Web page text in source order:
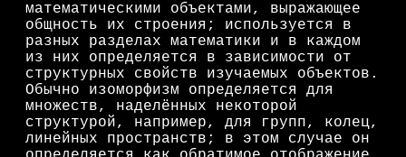
математическими объектами, выражающее
общность их строения; используется в
разных разделах математики и в каждом
из них определяется в зависимости от
структурных свойств изучаемых объектов.
Обычно изоморфизм определяется для
множеств, наделённых некоторой
структурой, например, для групп, колец,
линейных пространств; в этом случае он